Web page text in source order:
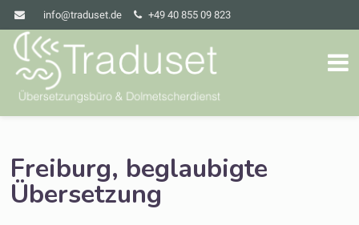
info@traduset.de +49 40 855 09 823
Freiburg, beglaubigte
Übersetzung